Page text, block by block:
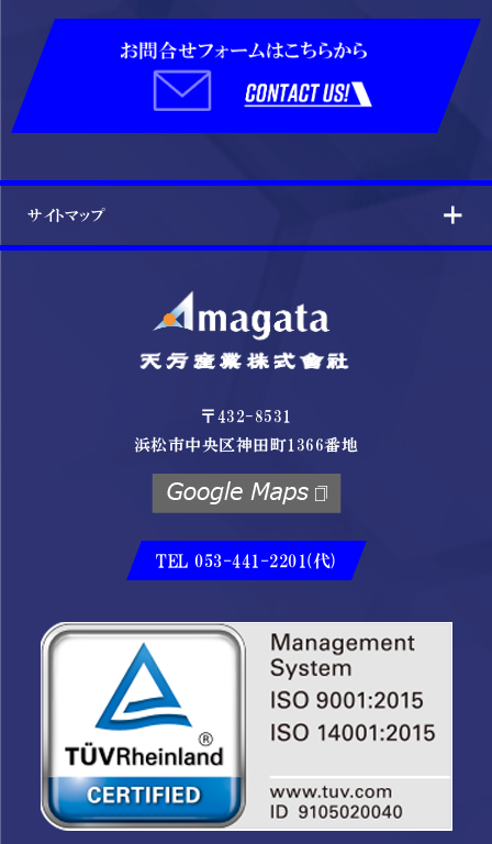
サイトマップ
〒432-8531
浜松市中央区神田町1366番地
TEL 053-441-2201(代)